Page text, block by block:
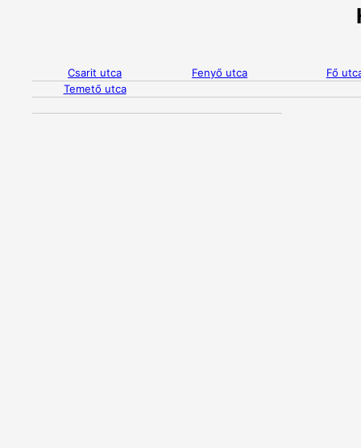
Csarit utca Fenyő utca
Fő
Temető utca